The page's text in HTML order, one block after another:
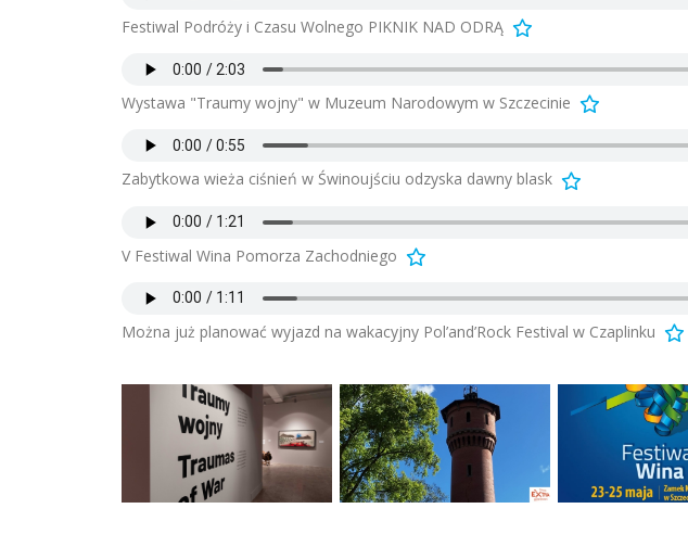
Festiwal Podróży i Czasu Wolnego PIKNIK NAD ODRĄ
Wystawa "Traumy wojny" w Muzeum Narodowym w Szczecinie
Zabytkowa wieża ciśnień w Świnoujściu odzyska dawny blask
V Festiwal Wina Pomorza Zachodniego
Można już planować wyjazd na wakacyjny Pol’and’Rock Festival w Czaplinku